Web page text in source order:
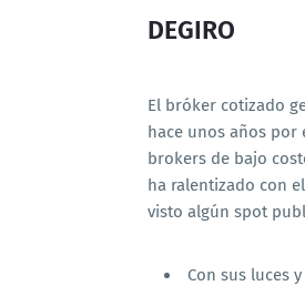
DEGIRO
El bróker cotizado
hace unos años por
brokers de bajo
ha ralentizado con
visto algún spot
Con sus luces